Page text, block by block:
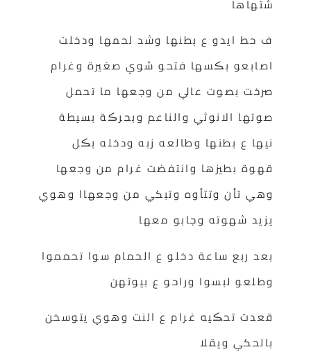
شتهاها
ف حط ايدو ع بطنها وشد لحمها ودخلت
اصابعو بڪسها فتحو شوي صغيرة وغرام
صرخت بصوت عالي من وجعها ما تحمل
صوتها الانوثي والناعم وبحرڪة بسيطة
نيها ع بطنها وطالعه زبه ودخله بڪل
قهوة بطيزها وانتفضت غرام من وجعها
وهي تأن وتتأوه وتبكي من وجعهاا وهوي
يزيد شهوته وجابو معها
بعد ربع ساعة دخلو ع الحمام سوا تحمموا
وطلعو لبسوا وراحو ع بيوتهن
قعدت تحڪيه غرام ع النت وهوي يتوسخن
بالحكي ويقلا